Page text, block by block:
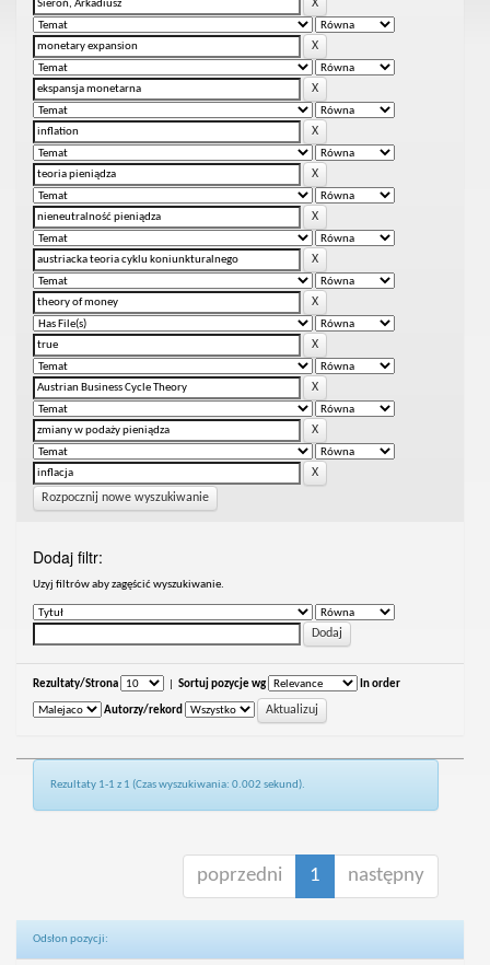
Rozpocznij nowe wyszukiwanie
Dodaj filtr:
Uzyj filtrów aby zagęścić wyszukiwanie.
Rezultaty/Strona Sortuj pozycje wg In order
Autorzy/rekord
Rezultaty 1-1 z 1 (Czas wyszukiwania: 0.002 sekund).
poprzedni 1 następny
Odsłon pozycji: